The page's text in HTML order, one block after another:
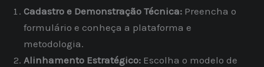
Cadastro e Demonstração Técnica: Preencha o
formulário e conheça a plataforma e
metodologia.
Alinhamento Estratégico: Escolha o modelo de